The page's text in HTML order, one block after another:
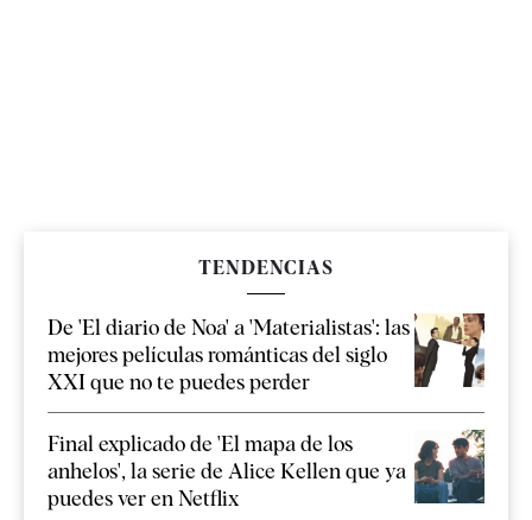
TENDENCIAS
De 'El diario de Noa' a 'Materialistas': las
mejores películas románticas del siglo
XXI que no te puedes perder
Final explicado de 'El mapa de los
anhelos', la serie de Alice Kellen que ya
puedes ver en Netflix